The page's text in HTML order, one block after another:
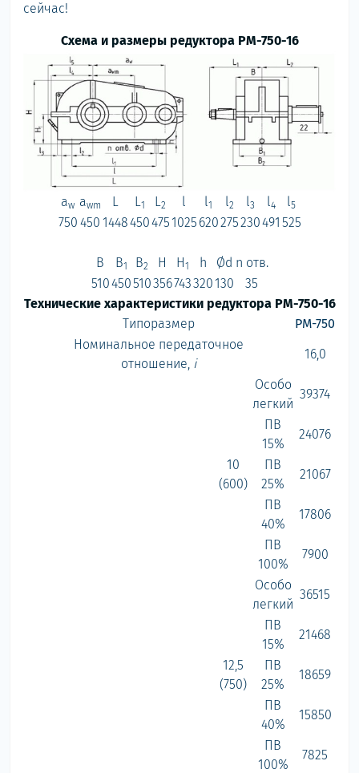
сейчас!
Схема и размеры редуктора РМ-750-16
aw awm L L 1 L 2 l l1 l2 l3 l4 l5
750 450 14484504751025 620275230491 525
B B1 B2 H H1 h Ød n отв.
510450510356743320130
35
Технические характеристики редуктора РМ-750-16
Типоразмер
РМ-750
Номинальное передаточное
отношение, i
16,0
10
(600)
Особо
легкий
39374
ПВ
15%
24076
ПВ
25%
21067
ПВ
40%
17806
ПВ
100%
7900
12,5
(750)
Особо
легкий
36515
ПВ
15%
21468
ПВ
25%
18659
ПВ
40%
15850
ПВ
100%
7825